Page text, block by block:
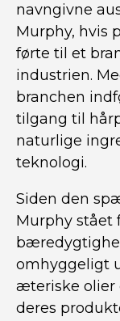
navngivne
Murphy, hvis
førte til et
industrien.
branchen
tilgang til
naturlige
teknologi.
Siden den
Murphy stået
omhyggeligt
æteriske olier
deres